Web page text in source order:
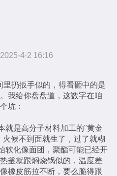
4-2 16:16
扔扳手似的，得看砸中的是
我给你盘盘道，这数字在咱
坑：
就是高分子材料加工的"黄金
候不到面就生了，过了就糊
软化像面团，聚酯可能已经开
釜就跟焖烧锅似的，温度差
橡皮筋拉不断，要么脆得跟